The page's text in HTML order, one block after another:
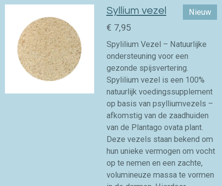
Nieuw
Syllium vezel
€ 7,95
Spylilium Vezel – Natuurlijke
ondersteuning voor een
gezonde spijsvertering.
Spylilium vezel is een 100%
natuurlijk voedingssupplement
op basis van psylliumvezels –
afkomstig van de zaadhuiden
van de Plantago ovata plant.
Deze vezels staan bekend om
hun unieke vermogen om vocht
op te nemen en een zachte,
volumineuze massa te vormen